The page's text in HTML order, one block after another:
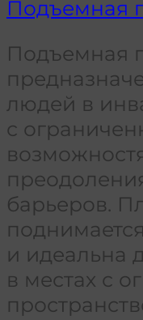
Подъемная
Подъемная
людей в
с
барьеров.
и идеальна
в местах с